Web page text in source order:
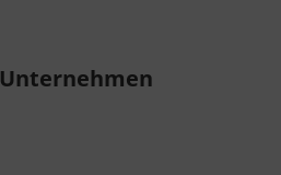
Unternehmen